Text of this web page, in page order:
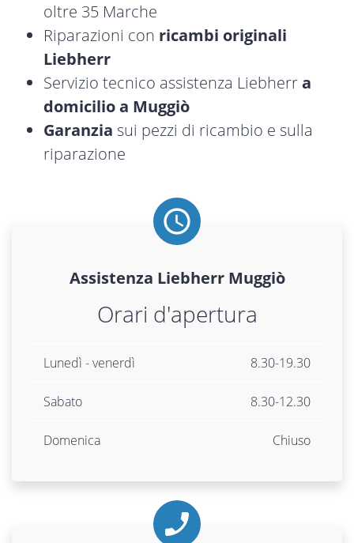
oltre 35 Marche
Riparazioni con ricambi originali
Liebherr
Servizio tecnico assistenza Liebherra
domicilio a Muggiò
Garanzia sui pezzi di ricambio e sulla
riparazione
Assistenza LiebherrMuggiò
Orari d'apertura
Lunedì - venerdì 8.30-19.30
Sabato 8.30-12.30
Domenica Chiuso